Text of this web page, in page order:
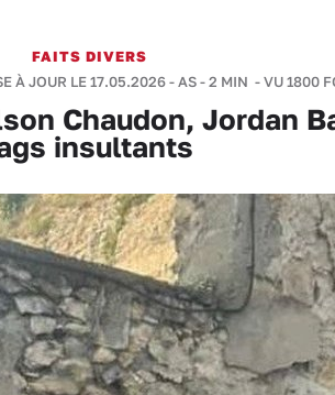
FAITS DIVERS
À JOUR LE 17.05.2026 -AS-2 MIN - VU 1800
Chaudon, Jordan
insultants